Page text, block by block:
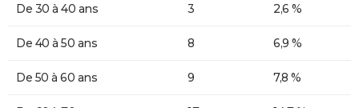
De 30 à 40 ans 3 2,6 %
De 40 à 50 ans 8 6,9 %
De 50 à 60 ans 9 7,8 %